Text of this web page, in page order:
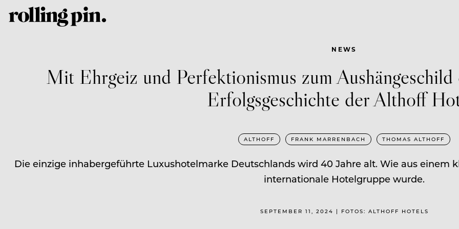
NEWS
Mit Ehrgeiz und Perfektionismus zum
Erfolgsgeschichte der Althoff
ALTHOFF FRANK MARRENBACH THOMAS ALTHOFF
Die einzige inhabergeführte Luxushotelmarke Deutschlands wird 40 Jahre alt. Wie aus einem
internationale Hotelgruppe wurde.
SEPTEMBER 11, 2024 | FOTOS: ALTHOFF HOTELS